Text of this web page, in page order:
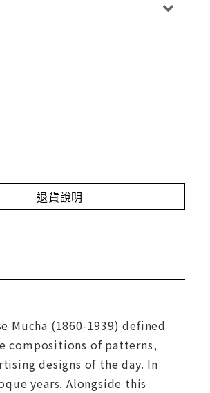
退貨說明
Mucha (1860-1939) defined
compositions of patterns,
designs of the day. In
years. Alongside this